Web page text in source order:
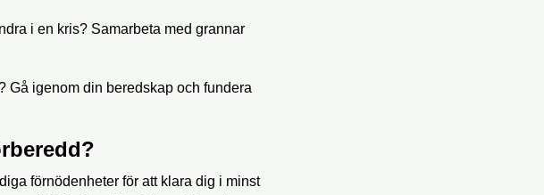
i en kris? Samarbeta med grannar
Gå igenom din beredskap och fundera
förnödenheter för att klara dig i minst